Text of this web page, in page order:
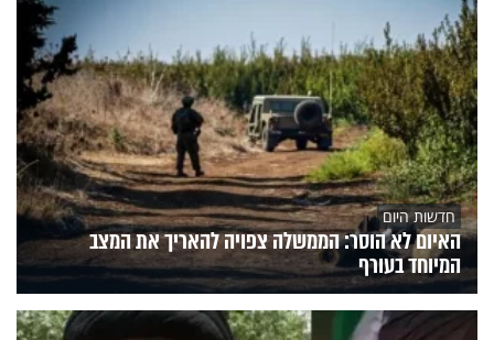
חדשות היום
האיום לא הוסר: הממשלה צפויה להאריך את המצב
המיוחד בעורף